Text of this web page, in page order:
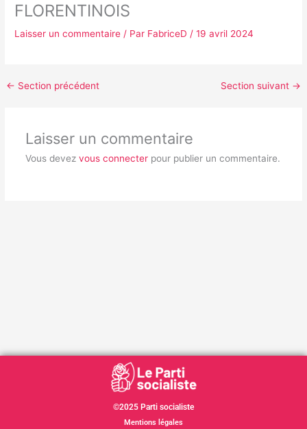
FLORENTINOIS
Laisser un commentaire / Par FabriceD/19 avril 2024
← Section précédent Section suivant →
Laisser un commentaire
Vous devez vous connecterpour publier un commentaire.
©2025 Parti socialiste
Mentions légales